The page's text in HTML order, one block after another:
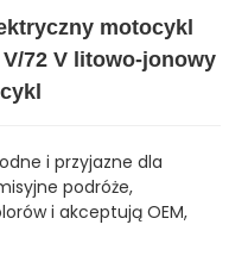
motocykl
72 V litowo-jonowy
i przyjazne dla
podróże,
i akceptują OEM,